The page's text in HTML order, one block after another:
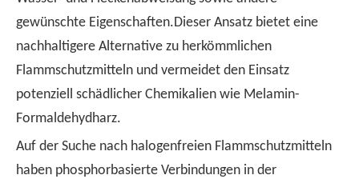
gewünschte Eigenschaften.Dieser Ansatz bietet eine
nachhaltigere Alternative zu herkömmlichen
Flammschutzmitteln und vermeidet den Einsatz
potenziell schädlicher Chemikalien wie Melamin-
Formaldehydharz.
Auf der Suche nach halogenfreien Flammschutzmitteln
haben phosphorbasierte Verbindungen in der